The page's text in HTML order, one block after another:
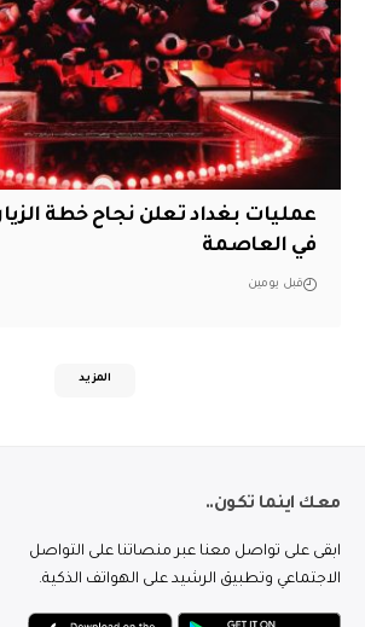
عمليات بغداد تعلن نجاح خطة
في العاصمة
قبل يومين
المزيد
معك اينما تكون..
ابقى على تواصل معنا عبر منصاتنا على التواصل
الاجتماعي وتطبيق الرشيد على الهواتف الذكية.